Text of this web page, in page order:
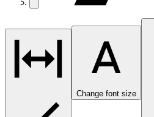
Change font size